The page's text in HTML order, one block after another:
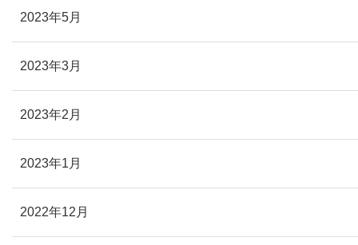
2023年5月
2023年3月
2023年2月
2023年1月
2022年12月